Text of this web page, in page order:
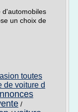
d'automobiles
un choix de
toutes
de voiture d
/